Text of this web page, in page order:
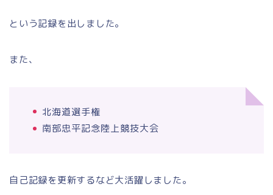
という記録を出しました。
また、
北海道選手権
南部忠平記念陸上競技大会
自己記録を更新するなど大活躍しました。